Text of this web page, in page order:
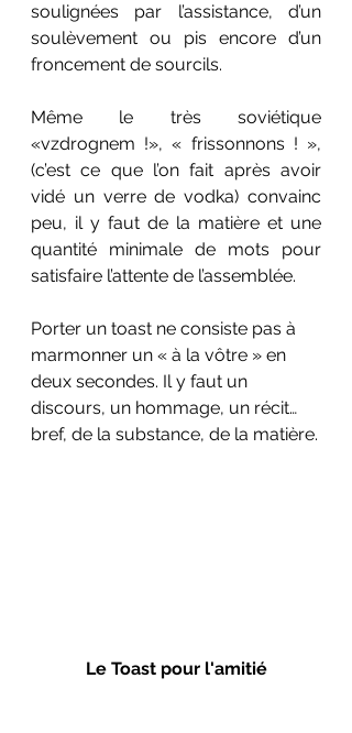
soulignées par l’assistance, d’un
soulèvement ou pis encore d’un
froncement de sourcils.
Même le très soviétique
«vzdrognеm !», « frissonnons ! »,
(c’est ce que l’on fait après avoir
vidé un verre de vodka) convainc
peu, il y faut de la matière et une
quantité minimale de mots pour
satisfaire l’attente de l’assemblée.
Porter un toast ne consiste pas à
marmonner un « à la vôtre » en
deux secondes. Il y faut un
discours, un hommage, un récit…
bref, de la substance, de la matière.
Le Toast pour l'amitié